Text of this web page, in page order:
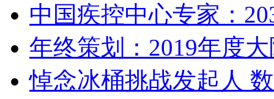
中国疾控中心专家：
年终策划：2019年度
悼念冰桶挑战发起人